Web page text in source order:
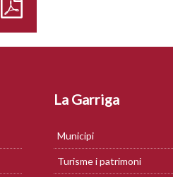
La Garriga
Municipi
Turisme i patrimoni